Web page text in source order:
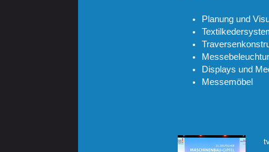
Planung und
Displays und
Messemöbel